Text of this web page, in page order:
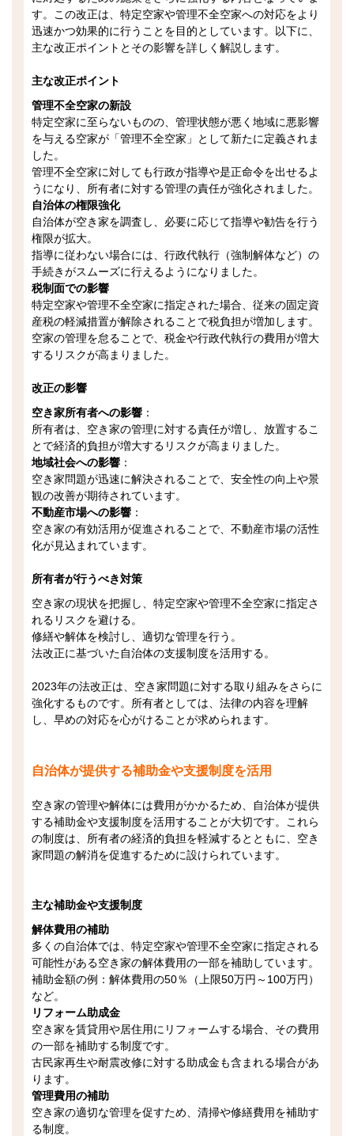
す。この改正は、特定空家や管理不全空家への対応をより
迅速かつ効果的に行うことを目的としています。以下に、
主な改正ポイントとその影響を詳しく解説します。
主な改正ポイント
管理不全空家の新設
特定空家に至らないものの、管理状態が悪く地域に悪影響
を与える空家が「管理不全空家」として新たに定義されま
した。
管理不全空家に対しても行政が指導や是正命令を出せるよ
うになり、所有者に対する管理の責任が強化されました。
自治体の権限強化
自治体が空き家を調査し、必要に応じて指導や勧告を行う
権限が拡大。
指導に従わない場合には、行政代執行（強制解体など）の
手続きがスムーズに行えるようになりました。
税制面での影響
特定空家や管理不全空家に指定された場合、従来の固定資
産税の軽減措置が解除されることで税負担が増加します。
空家の管理を怠ることで、税金や行政代執行の費用が増大
するリスクが高まりました。
改正の影響
空き家所有者への影響 ：
所有者は、空き家の管理に対する責任が増し、放置するこ
とで経済的負担が増大するリスクが高まりました。
地域社会への影響 ：
空き家問題が迅速に解決されることで、安全性の向上や景
観の改善が期待されています。
不動産市場への影響 ：
空き家の有効活用が促進されることで、不動産市場の活性
化が見込まれています。
所有者が行うべき対策
空き家の現状を把握し、特定空家や管理不全空家に指定さ
れるリスクを避ける。
修繕や解体を検討し、適切な管理を行う。
法改正に基づいた自治体の支援制度を活用する。
2023年の法改正は、空き家問題に対する取り組みをさらに
強化するものです。所有者としては、法律の内容を理解
し、早めの対応を心がけることが求められます。
自治体が提供する補助金や支援制度を活用
空き家の管理や解体には費用がかかるため、自治体が提供
する補助金や支援制度を活用することが大切です。これら
の制度は、所有者の経済的負担を軽減するとともに、空き
家問題の解消を促進するために設けられています。
主な補助金や支援制度
解体費用の補助
多くの自治体では、特定空家や管理不全空家に指定される
可能性がある空き家の解体費用の一部を補助しています。
補助金額の例：解体費用の50％（上限50万円～100万円）
など。
リフォーム助成金
空き家を賃貸用や居住用にリフォームする場合、その費用
の一部を補助する制度です。
古民家再生や耐震改修に対する助成金も含まれる場合があ
ります。
管理費用の補助
空き家の適切な管理を促すため、清掃や修繕費用を補助す
る制度。